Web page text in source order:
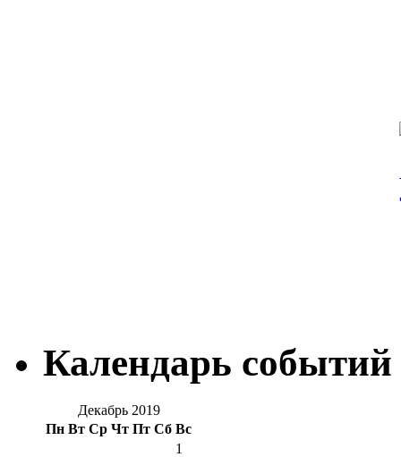
Календарь событий
Декабрь 2019
Пн Вт Ср Чт Пт Сб Вс
1